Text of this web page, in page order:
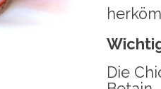
Die